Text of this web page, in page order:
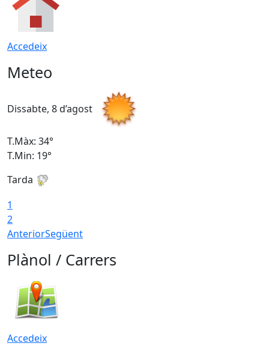
Accedeix
Meteo
Dissabte, 8 d’agost
T.Màx: 34°
T.Min: 19°
Tarda
1
2
AnteriorSegüent
Plànol / Carrers
Accedeix